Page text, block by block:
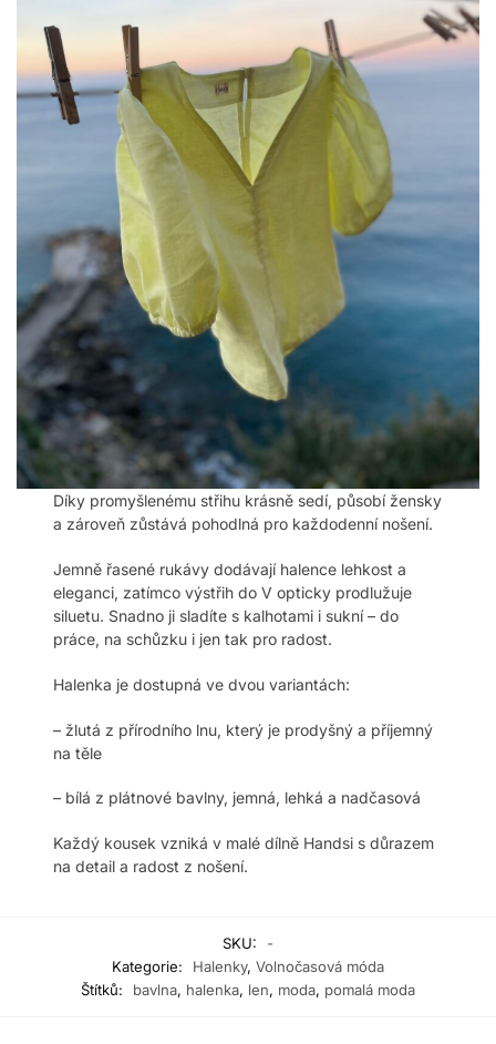
Díky promyšlenému střihu krásně sedí, působí žensky
a zároveň zůstává pohodlná pro každodenní nošení.
Jemně řasené rukávy dodávají halence lehkost a
eleganci, zatímco výstřih do V opticky prodlužuje
siluetu. Snadno ji sladíte s kalhotami i sukní – do
práce, na schůzku i jen tak pro radost.
Halenka je dostupná ve dvou variantách:
– žlutá z přírodního lnu, který je prodyšný a příjemný
na těle
– bílá z plátnové bavlny, jemná, lehká a nadčasová
Každý kousek vzniká v malé dílně Handsi s důrazem
na detail a radost z nošení.
SKU:
-
Kategorie:
Halenky, Volnočasová móda
Štítků:
bavlna, halenka, len, moda, pomalá moda